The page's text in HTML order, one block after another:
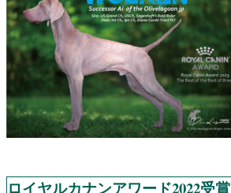
ロイヤルカナンアワード2022受賞